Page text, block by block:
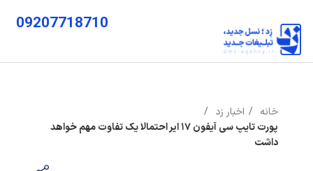
09207718710
خانه
اخبار زد
پورت تایپ سی آیفون ۱۷ ایر احتمالا یک تفاوت مهم خواهد
داشت